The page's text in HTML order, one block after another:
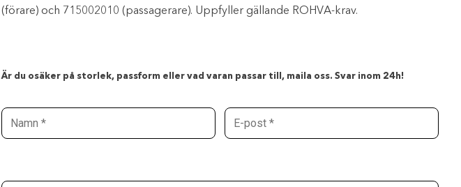
(förare) och 715002010 (passagerare). Uppfyller gällande ROHVA-krav.
Är du osäker på storlek, passform eller vad varan passar till, maila oss. Svar inom 24h!